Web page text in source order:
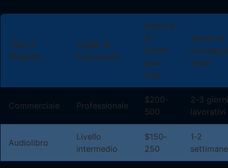
Tipo di
Progetto
Livello di
Esperienza
Gamma
di
Costo
(per
ora)
Tempi di
Tipici
Commerciale Professionale
$200-
500
2-3 giorni
lavorativi
Audiolibro
Livello
intermedio
$150-
250
1-2
settimane